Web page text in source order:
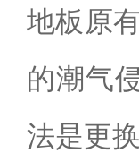
地板原
的潮气
法是更